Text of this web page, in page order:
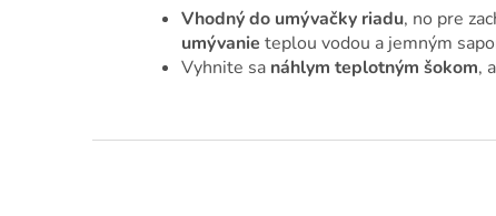
Vhodný do umývačky riadu, no pre
umývanie teplou vodou a jemným
Vyhnite sa náhlym teplotným šokom,